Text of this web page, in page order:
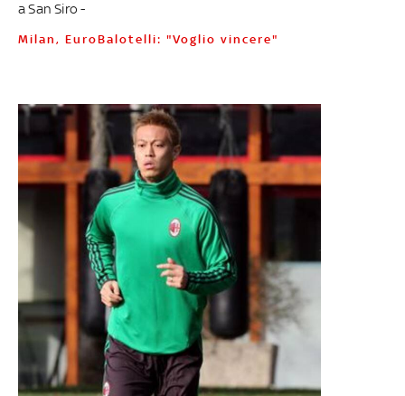
a San Siro -
Milan, EuroBalotelli: "Voglio vincere"